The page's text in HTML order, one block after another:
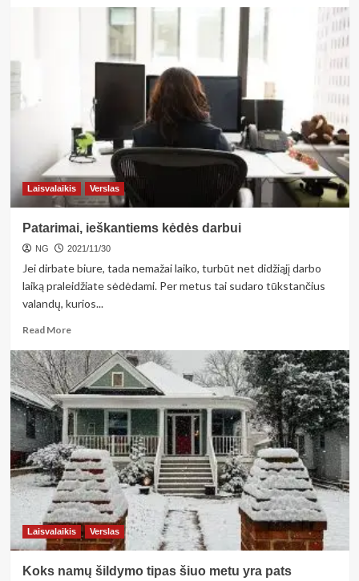
kuriuos
jūros
privalu
Laisvalaikis Verslas
Patarimai, ieškantiems kėdės darbui
NG 2021/11/30
Jei dirbate biure, tada nemažai laiko, turbūt net didžiąjį darbo
laiką praleidžiate sėdėdami. Per metus tai sudaro tūkstančius
valandų, kurios...
Read MoreRead
about
Patarimai,
ieškantiems
kėdės
darbui
Laisvalaikis Verslas
Koks namų šildymo tipas šiuo metu yra pats